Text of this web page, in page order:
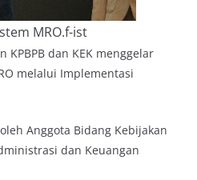
MRO.f-ist
KPBPB dan KEK menggelar
melalui Implementasi
Anggota Bidang Kebijakan
dan Keuangan